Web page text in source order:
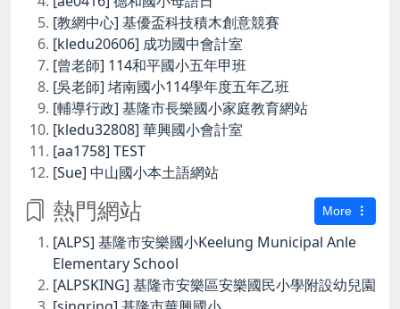
[教網中心] 基優盃科技積木創意競賽
[kledu20606] 成功國中會計室
[曾老師] 114和平國小五年甲班
[吳老師] 堵南國小114學年度五年乙班
[輔導行政] 基隆市長樂國小家庭教育網站
[kledu32808] 華興國小會計室
[aa1758] TEST
[Sue] 中山國小本土語網站
熱門網站 More
[ALPS] 基隆市安樂國小Keelung Municipal Anle
Elementary School
[ALPSKING] 基隆市安樂區安樂國民小學附設幼兒園